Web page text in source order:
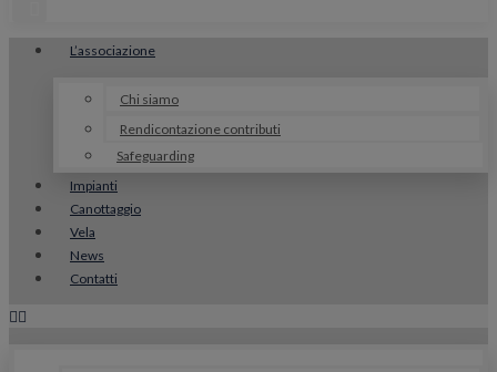
L’associazione
Chi siamo
Rendicontazione contributi
Safeguarding
Impianti
Canottaggio
Vela
News
Contatti